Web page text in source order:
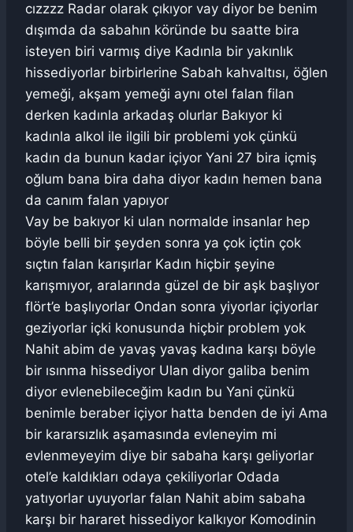
cızzzz Radar olarak çıkıyor vay diyor be benim
dışımda da sabahın köründe bu saatte bira
isteyen biri varmış diye Kadınla bir yakınlık
hissediyorlar birbirlerine Sabah kahvaltısı, öğlen
yemeği, akşam yemeği aynı otel falan filan
derken kadınla arkadaş olurlar Bakıyor ki
kadınla alkol ile ilgili bir problemi yok çünkü
kadın da bunun kadar içiyor Yani 27 bira içmiş
oğlum bana bira daha diyor kadın hemen bana
da canım falan yapıyor
Vay be bakıyor ki ulan normalde insanlar hep
böyle belli bir şeyden sonra ya çok içtin çok
sıçtın falan karışırlar Kadın hiçbir şeyine
karışmıyor, aralarında güzel de bir aşk başlıyor
flört’e başlıyorlar Ondan sonra yiyorlar içiyorlar
geziyorlar içki konusunda hiçbir problem yok
Nahit abim de yavaş yavaş kadına karşı böyle
bir ısınma hissediyor Ulan diyor galiba benim
diyor evlenebileceğim kadın bu Yani çünkü
benimle beraber içiyor hatta benden de iyi Ama
bir kararsızlık aşamasında evleneyim mi
evlenmeyeyim diye bir sabaha karşı geliyorlar
otel’e kaldıkları odaya çekiliyorlar Odada
yatıyorlar uyuyorlar falan Nahit abim sabaha
karşı bir hararet hissediyor kalkıyor Komodinin